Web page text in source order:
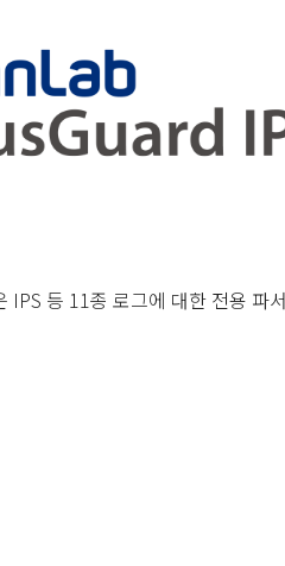
IPS 등 11종 로그에 대한 전용 파